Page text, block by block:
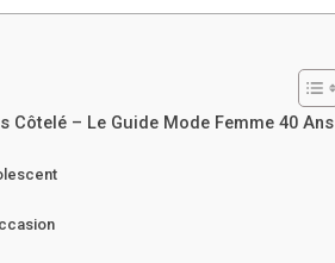
Côtelé – Le Guide Mode Femme 40 Ans